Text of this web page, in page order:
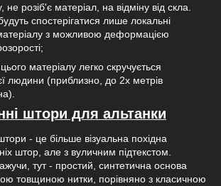
не розіб'є матеріал, на відміну від скла.
спостерігатися лише локальні
з можливою деформацією
матеріалу легко скручується
людини (приблизно, до 2х метрів
штори для альтанки
- це більше візуальна похідна
штор, але з вуличним підтекстом.
тут - простий, синтетична основа
товщиною нитки, порівняно з класичною